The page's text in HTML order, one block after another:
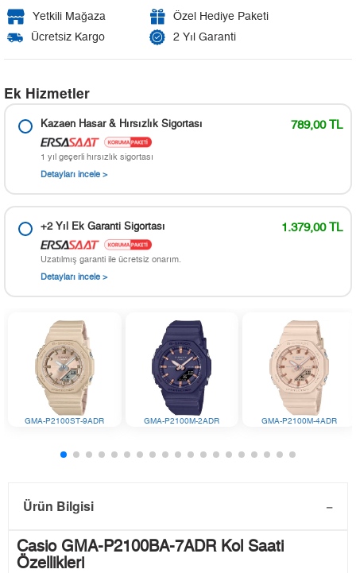
Yetkili Mağaza
Özel Hediye Paketi
Ücretsiz Kargo
2 Yıl Garanti
Ek Hizmetler
Kazaen Hasar & Hırsızlık Sigortası 789,00 TL
1 yıl geçerli hırsızlık sigortası
Detayları incele >
+2 Yıl Ek Garanti Sigortası 1.379,00 TL
Uzatılmış garanti ile ücretsiz onarım.
Detayları incele >
GMA-P2100ST-9ADR GMA-P2100M-2ADR GMA-P2100M-4ADR
Ürün Bilgisi
Casio GMA-P2100BA-7ADR Kol Saati
Özellikleri